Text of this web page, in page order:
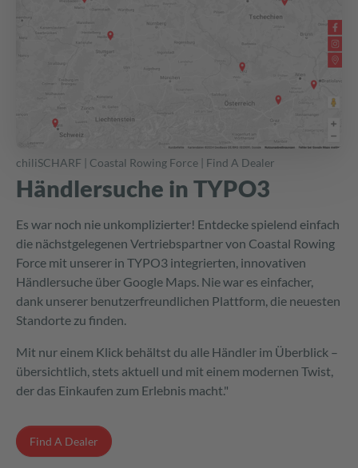
chiliSCHARF | Coastal Rowing Force | Find A Dealer
Händlersuche in TYPO3
Es war noch nie unkomplizierter! Entdecke spielend einfach
die nächstgelegenen Vertriebspartner von Coastal Rowing
Force mit unserer in TYPO3 integrierten, innovativen
Händlersuche über Google Maps. Nie war es einfacher,
dank unserer benutzerfreundlichen Plattform, die neuesten
Standorte zu finden.
Mit nur einem Klick behältst du alle Händler im Überblick –
übersichtlich, stets aktuell und mit einem modernen Twist,
der das Einkaufen zum Erlebnis macht."
Find A Dealer